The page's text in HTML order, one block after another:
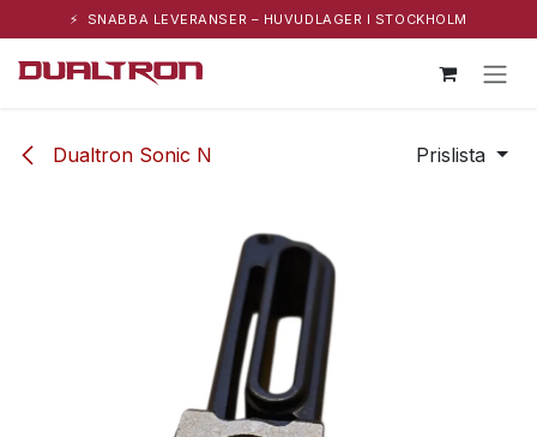
⚡ SNABBA LEVERANSER – HUVUDLAGER I STOCKHOLM
Dualtron Sonic N Prislista